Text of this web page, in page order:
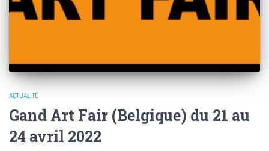
ACTUALITÉ
Gand Art Fair (Belgique) du 21 au
24 avril 2022